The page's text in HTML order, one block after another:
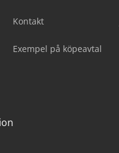
Kontakt
Exempel på köpeavtal